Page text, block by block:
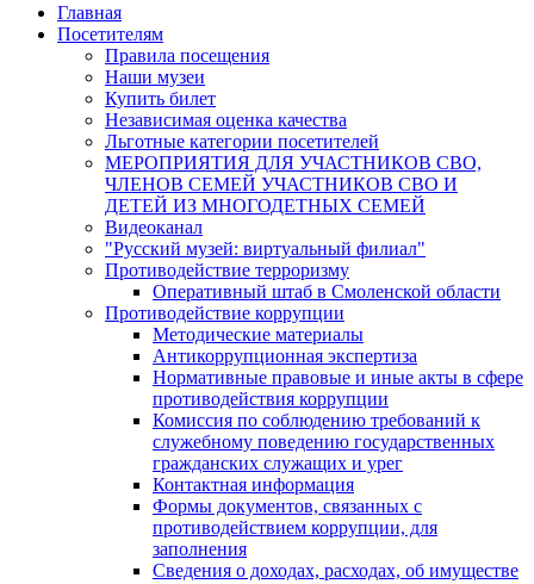
Главная
Посетителям
Правила посещения
Наши музеи
Купить билет
Независимая оценка качества
Льготные категории посетителей
МЕРОПРИЯТИЯ ДЛЯ УЧАСТНИКОВ СВО,
ЧЛЕНОВ СЕМЕЙ УЧАСТНИКОВ СВО И
ДЕТЕЙ ИЗ МНОГОДЕТНЫХ СЕМЕЙ
Видеоканал
"Русский музей: виртуальный филиал"
Противодействие терроризму
Оперативный штаб в Смоленской области
Противодействие коррупции
Методические материалы
Антикоррупционная экспертиза
Нормативные правовые и иные акты в сфере
противодействия коррупции
Комиссия по соблюдению требований к
служебному поведению государственных
гражданских служащих и урег
Контактная информация
Формы документов, связанных с
противодействием коррупции, для
заполнения
Сведения о доходах, расходах, об имуществе